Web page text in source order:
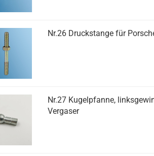
Nr.26 Druckstange für
Nr.27 Kugelpfanne,
Vergaser